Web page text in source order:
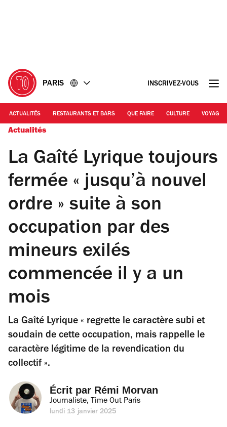
PARIS INSCRIVEZ-VOUS
ACTUALITÉS RESTAURANTS ET BARS QUE FAIRE CULTURE VOYAGE
Actualités
La Gaîté Lyrique toujours
fermée « jusqu’à nouvel
ordre » suite à son
occupation par des
mineurs exilés
commencée il y a un
mois
La Gaîté Lyrique « regrette le caractère subi et
soudain de cette occupation, mais rappelle le
caractère légitime de la revendication du
collectif ».
Écrit par Rémi Morvan
Journaliste, Time Out Paris
lundi 13 janvier 2025